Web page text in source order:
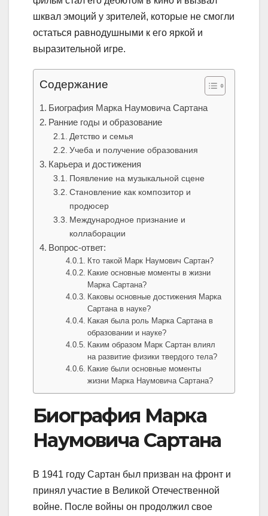
шквал эмоций у зрителей, которые не смогли
остаться равнодушными к его яркой и
выразительной игре.
Содержание
Биография Марка Наумовича Сартана
Ранние годы и образование
Детство и семья
Учеба и получение образования
Карьера и достижения
Появление на музыкальной сцене
Становление как композитор и
продюсер
Международное признание и
коллаборации
Вопрос-ответ:
Кто такой Марк Наумович Сартан?
Какие основные моменты в жизни
Марка Сартана?
Каковы основные достижения Марка
Сартана в науке?
Какая была роль Марка Сартана в
образовании и науке?
Каким образом Марк Сартан влиял
на развитие физики твердого тела?
Какие были основные моменты
жизни Марка Наумовича Сартана?
Биография Марка
Наумовича Сартана
В 1941 году Сартан был призван на фронт и
принял участие в Великой Отечественной
войне. После войны он продолжил свое